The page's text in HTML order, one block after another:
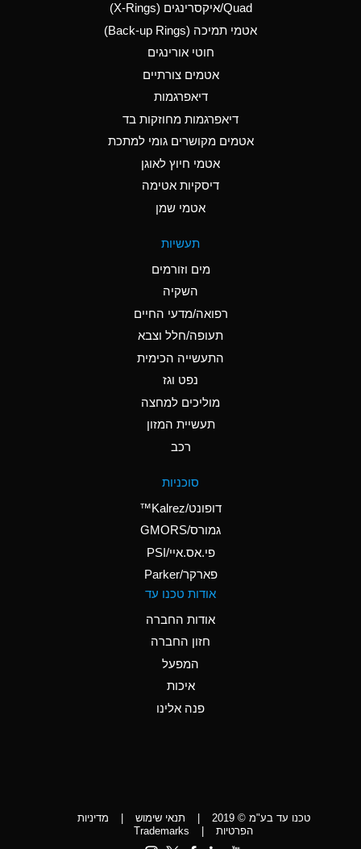
(Aqueous)
Aluminum Phosphate
Ammonia Anhydrous
C
Ammonia Gas (cold)
A
Ammonia Gas (hot)
Ammonium Hydroxide
A
Ammonium Nitrate
Ammonium Nitrite
Ammonium Persulfate
Ammonium Phosphate
A
Ammonium Sulfate
*
Amyl Acetate (Banana
Aniline
D
Quad/איקסרינגים (X-Rings)
אטמי תמיכה (Back-up Rings)
חוטי אורינגים
אטמים צורתיים
דיאפרגמות
דיאפרגמות מחוזקות בד
אטמים מקושרים גומי למתכת
אטמי חיוץ לאוגן
דיסקיות אטימה
אטמי שמן
תעשיות
מים וזורמים
השקיה
רפואה/מדעי החיים
תעופה/חלל וצבא
התעשייה הכימית
נפט וגז
מוליכים למחצה
תעשיית המזון
רכב
סוכניות
דופונט/Kalrez™
גמורס/GMORS
פי.אס.איי/PSI
פארקר/Parker
אודות טכנו עד
אודות החברה
חזון החברה
המפעל
איכות
פנה אלינו
טכנו עד בע"מ © 2019 | תנאי שימוש |
מדיניות
הפרטיות
|
Trademarks